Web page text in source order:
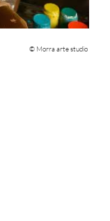
© Morra arte studio